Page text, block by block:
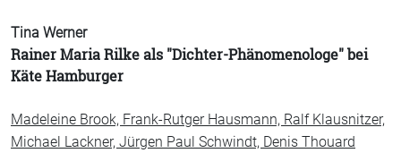
Tina Werner
Rainer Maria Rilke als "Dichter-Phänomenologe" bei
Käte Hamburger
Madeleine Brook, Frank-Rutger Hausmann, Ralf Klausnitzer,
Michael Lackner, Jürgen Paul Schwindt, Denis Thouard